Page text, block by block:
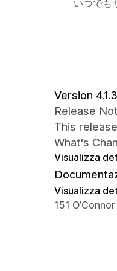
いつでも
Version 4.1.3
Release
This
What's
Visualizza
Visualizza
Recapiti del
151